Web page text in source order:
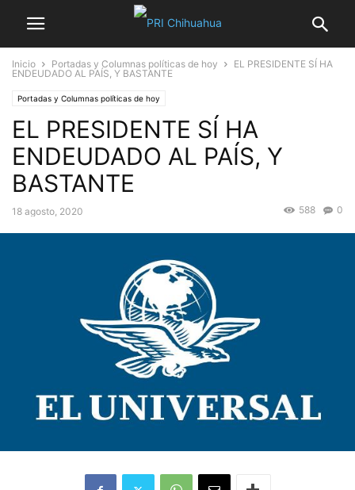
Inicio Portadas y Columnas políticas de hoy
EL PRESIDENTE SÍ HA
ENDEUDADO AL PAÍS, Y BASTANTE
Portadas y Columnas políticas de hoy
EL PRESIDENTE SÍ HA
ENDEUDADO AL PAÍS, Y
BASTANTE
18 agosto, 2020 0
588